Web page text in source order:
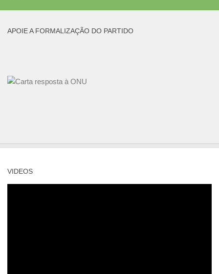
APOIE A FORMALIZAÇÃO DO PARTIDO
VIDEOS